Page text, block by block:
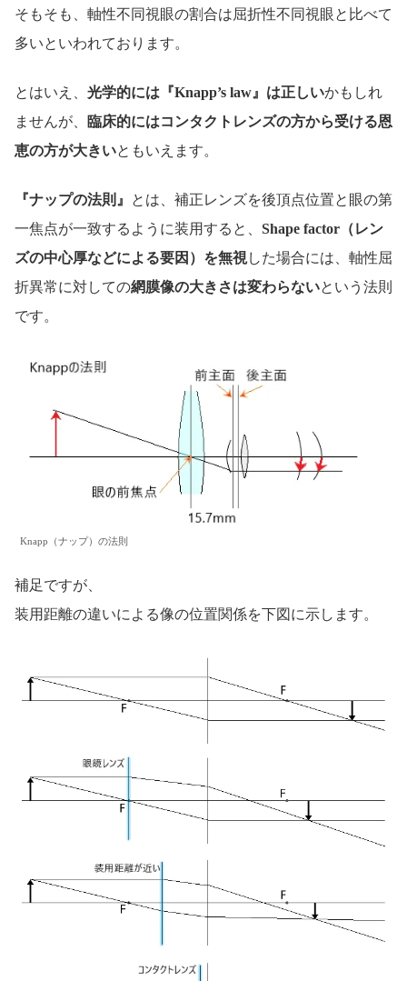
そもそも、軸性不同視眼の割合は屈折性不同視眼と比べて
多いといわれております。
とはいえ、 光学的には『Knapp’s law』は正しいかもしれ
ませんが、
臨床的にはコンタクトレンズの方から受ける恩
恵の方が大きいともいえます。
『ナップの法則』
とは、補正レンズを後頂点位置と眼の第
一焦点が一致するように装用すると、 Shape factor（レン
ズの中心厚などによる要因）を無視した場合には、軸性屈
折異常に対しての網膜像の大きさは変わらないという法則
です。
Knapp（ナップ）の法則
補足ですが、
装用距離の違いによる像の位置関係を下図に示します。